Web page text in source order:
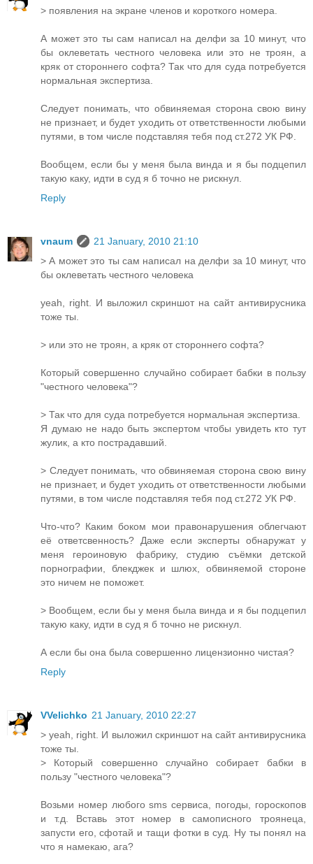
> появления на экране членов и короткого номера.
А может это ты сам написал на делфи за 10 минут, что
бы оклеветать честного человека или это не троян, а
кряк от стороннего софта? Так что для суда потребуется
нормальная экспертиза.
Следует понимать, что обвиняемая сторона свою вину
не признает, и будет уходить от ответственности любыми
путями, в том числе подставляя тебя под ст.272 УК РФ.
Вообщем, если бы у меня была винда и я бы подцепил
такую каку, идти в суд я б точно не рискнул.
Reply
vnaum
21 January, 2010 21:10
> А может это ты сам написал на делфи за 10 минут, что
бы оклеветать честного человека
yeah, right. И выложил скриншот на сайт антивирусника
тоже ты.
> или это не троян, а кряк от стороннего софта?
Который совершенно случайно собирает бабки в пользу
"честного человека"?
> Так что для суда потребуется нормальная экспертиза.
Я думаю не надо быть экспертом чтобы увидеть кто тут
жулик, а кто пострадавший.
> Следует понимать, что обвиняемая сторона свою вину
не признает, и будет уходить от ответственности любыми
путями, в том числе подставляя тебя под ст.272 УК РФ.
Что-что? Каким боком мои правонарушения облегчают
её ответсвенность? Даже если эксперты обнаружат у
меня героиновую фабрику, студию съёмки детской
порнографии, блекджек и шлюх, обвиняемой стороне
это ничем не поможет.
> Вообщем, если бы у меня была винда и я бы подцепил
такую каку, идти в суд я б точно не рискнул.
А если бы она была совершенно лицензионно чистая?
Reply
VVelichko 21 January, 2010 22:27
> yeah, right. И выложил скриншот на сайт антивирусника
тоже ты.
> Который совершенно случайно собирает бабки в
пользу "честного человека"?
Возьми номер любого sms сервиса, погоды, гороскопов
и т.д. Вставь этот номер в самописного троянеца,
запусти его, сфотай и тащи фотки в суд. Ну ты понял на
что я намекаю, ага?